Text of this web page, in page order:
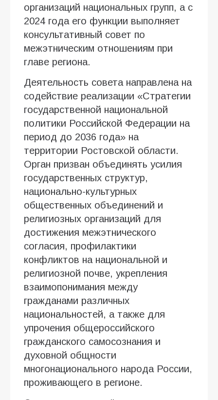
организаций национальных групп, а с
2024 года его функции выполняет
консультативный совет по
межэтническим отношениям при
главе региона.
Деятельность совета направлена на
содействие реализации «Стратегии
государственной национальной
политики Российской Федерации на
период до 2036 года» на
территории Ростовской области.
Орган призван объединять усилия
государственных структур,
национально-культурных
общественных объединений и
религиозных организаций для
достижения межэтнического
согласия, профилактики
конфликтов на национальной и
религиозной почве, укрепления
взаимопонимания между
гражданами различных
национальностей, а также для
упрочения общероссийского
гражданского самосознания и
духовной общности
многонационального народа России,
проживающего в регионе.